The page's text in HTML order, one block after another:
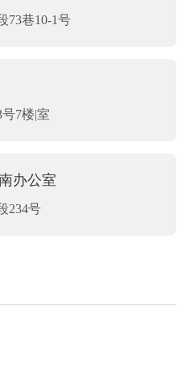
73巷10-1号
7楼|室
办公室
234号